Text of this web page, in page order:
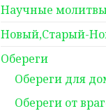
Научные
Новый,Старый-
Обереги
Обереги для
Обереги от